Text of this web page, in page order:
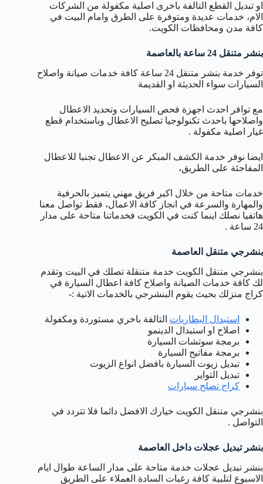
او تبديل القطع التالفة باخرى اصلية مكفولة من الشركات
الام، خدمات عديدة ومتوفرة على الطرق وامام البيت في
كافة مدن ومحافظات الكويت.
بنشر متنقل 24 ساعة بالعاصمة
توفر خدمة بنشر متنقل 24 ساعة كافة خدمات صيانة واصلاح
السيارات سواء الحديثة او القديمة
مع توافر احدث اجهزة فحص السيارات وتحديد الاعطال
واصلاحها باحدث تكنولوجيا تصليح الاعطال وباستخدام قطع
غيار اصلية مكفولة .
ايضا نوفر خدمة الكشف المبكر عن الاعطال تجنبا للاعطال
المفاجئة على الطريق،
خدمات متاحة من خلال اكبر فريق مهني يتميز بالحرفية
والمهارة والسرعة في انجاز كافة الاعمال، فقط تواصل معنا
هاتفيا نصلك اينما كنت في الكويت فخدماتنا متاحة على مدار
24 ساعة .
بنشرجي متنقل العاصمة
بنشرجي متنقل الكويت خدمة متنقلة تصلك في البيت وتقدم
لك كافة خدمات الصيانة واصلاح كافة اعطال السيارة في
كراج منزلك بحيث يقوم البنشرجي بالخدمات الاتية :-
استبدال البطاريات التالفة باخري مستوردة ومكفولة
اصلاح او استبدال الدينمو
برمجة سوتشات السيارة
برمجة مفاتيح السيارة
تبديل زيوت السيارة بافضل انواع الزيوت
تبديل التواير
كراج تصلح سيارات
بنشرجي متنقل الكويت خيارك الافضل دائما فلا تتردد في
التواصل .
بنشر تبديل عجلات داخل العاصمة
بنشر تبديل عجلات خدمة متاحة على مدار الساعة طوال ايام
الاسبوع لتلبية كافة رغبات السادة العملاء على الطريق